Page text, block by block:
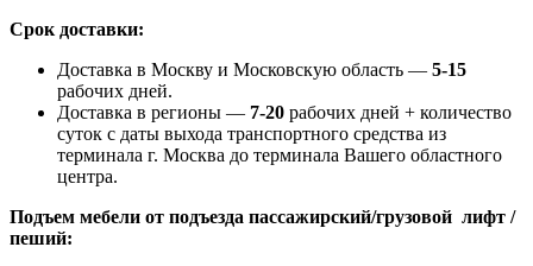
Срок доставки:
Доставка в Москву и Московскую область — 5-15
рабочих дней.
Доставка в регионы — 7-20 рабочих дней + количество
суток с даты выхода транспортного средства из
терминала г. Москва до терминала Вашего областного
центра.
Подъем мебели от подъезда пассажирский/грузовой лифт /
пеший: